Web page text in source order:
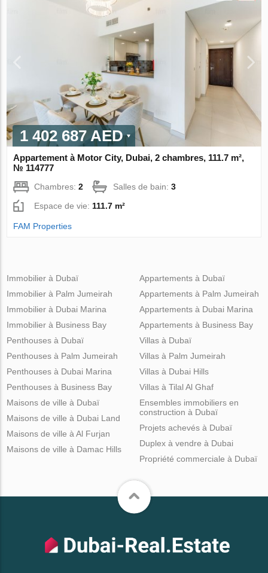
1 402 687 AED
Appartement à Motor City, Dubai, 2 chambres, 111.7 m²,
№ 114777
Chambres:2 Salles de bain:3
Espace de vie: 111.7 m²
FAM Properties
Immobilier à Dubaï
Immobilier à Palm Jumeirah
Immobilier à Dubai Marina
Immobilier à Business Bay
Appartements à Dubaï
Appartements à Palm Jumeirah
Appartements à Dubai Marina
Appartements à Business Bay
Penthouses à Dubaï
Penthouses à Palm Jumeirah
Penthouses à Dubai Marina
Penthouses à Business Bay
Villas à Dubaï
Villas à Palm Jumeirah
Villas à Dubai Hills
Villas à Tilal Al Ghaf
Maisons de ville à Dubaï
Maisons de ville à Dubai Land
Maisons de ville à Al Furjan
Maisons de ville à Damac Hills
Ensembles immobiliers en
construction à Dubaï
Projets achevés à Dubaï
Duplex à vendre à Dubai
Propriété commerciale à Dubaï